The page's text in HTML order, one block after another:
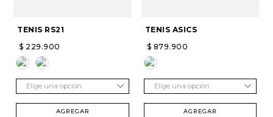
TENIS RS21
$ 229.900
Elige una opción
AGREGAR
TENIS ASICS
$ 879.900
Elige una opción
AGREGAR